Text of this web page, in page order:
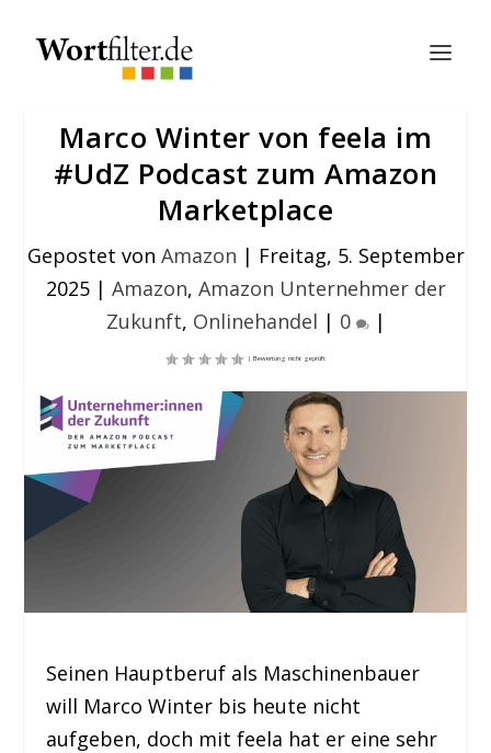
Marco Winter von feela im
#UdZ Podcast zum Amazon
Marketplace
Gepostet von Amazon | Freitag, 5. September
2025| Amazon, Amazon Unternehmer der
Zukunft, Onlinehandel | 0 |
Seinen Hauptberuf als Maschinenbauer
will Marco Winter bis heute nicht
aufgeben, doch mit feela hat er eine sehr